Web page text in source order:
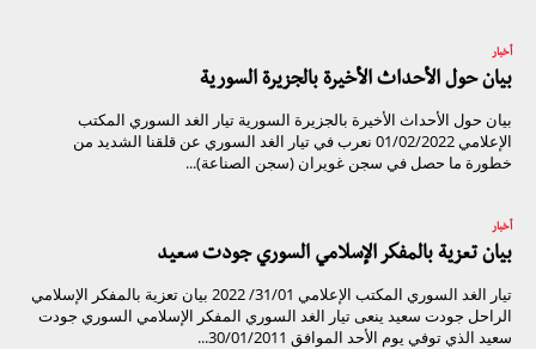
أخبار
بيان حول الأحداث الأخيرة بالجزيرة السورية
بيان حول الأحداث الأخيرة بالجزيرة السورية تيار الغد السوري المكتب
الإعلامي 01/02/2022 نعرب في تيار الغد السوري عن قلقنا الشديد من
خطورة ما حصل في سجن غويران (سجن الصناعة)...
أخبار
بيان تعزية بالمفكر الإسلامي السوري جودت سعيد
تيار الغد السوري المكتب الإعلامي 31/01/ 2022 بيان تعزية بالمفكر الإسلامي
الراحل جودت سعيد ينعى تيار الغد السوري المفكر الإسلامي السوري جودت
سعيد الذي توفي يوم الأحد الموافق 30/01/2011...